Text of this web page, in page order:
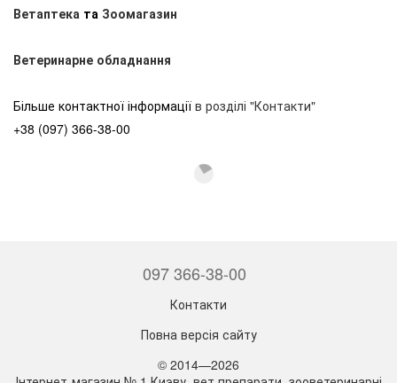
Ветаптека та Зоомагазин
Ветеринарне обладнання
Більше контактної інформації в розділі "Контакти"
+38 (097) 366-38-00
097 366-38-00
Контакти
Повна версія сайту
© 2014—2026